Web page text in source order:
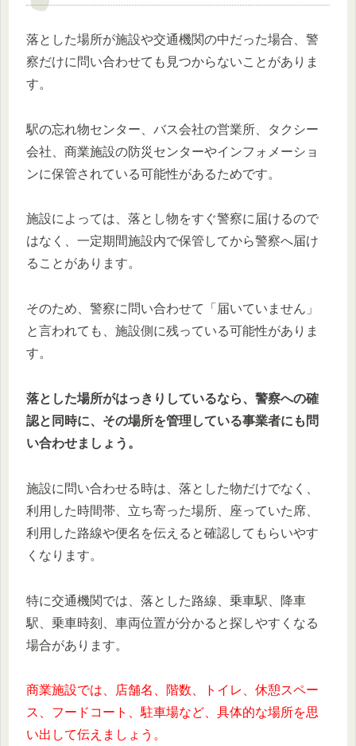
落とした場所が施設や交通機関の中だった場合、警
察だけに問い合わせても見つからないことがありま
す。
駅の忘れ物センター、バス会社の営業所、タクシー
会社、商業施設の防災センターやインフォメーショ
ンに保管されている可能性があるためです。
施設によっては、落とし物をすぐ警察に届けるので
はなく、一定期間施設内で保管してから警察へ届け
ることがあります。
そのため、警察に問い合わせて「届いていません」
と言われても、施設側に残っている可能性がありま
す。
落とした場所がはっきりしているなら、警察への確
認と同時に、その場所を管理している事業者にも問
い合わせましょう。
施設に問い合わせる時は、落とした物だけでなく、
利用した時間帯、立ち寄った場所、座っていた席、
利用した路線や便名を伝えると確認してもらいやす
くなります。
特に交通機関では、落とした路線、乗車駅、降車
駅、乗車時刻、車両位置が分かると探しやすくなる
場合があります。
商業施設では、店舗名、階数、トイレ、休憩スペー
ス、フードコート、駐車場など、具体的な場所を思
い出して伝えましょう。